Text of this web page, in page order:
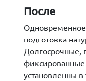
После
подготовка
Долгосрочные,
установленны в